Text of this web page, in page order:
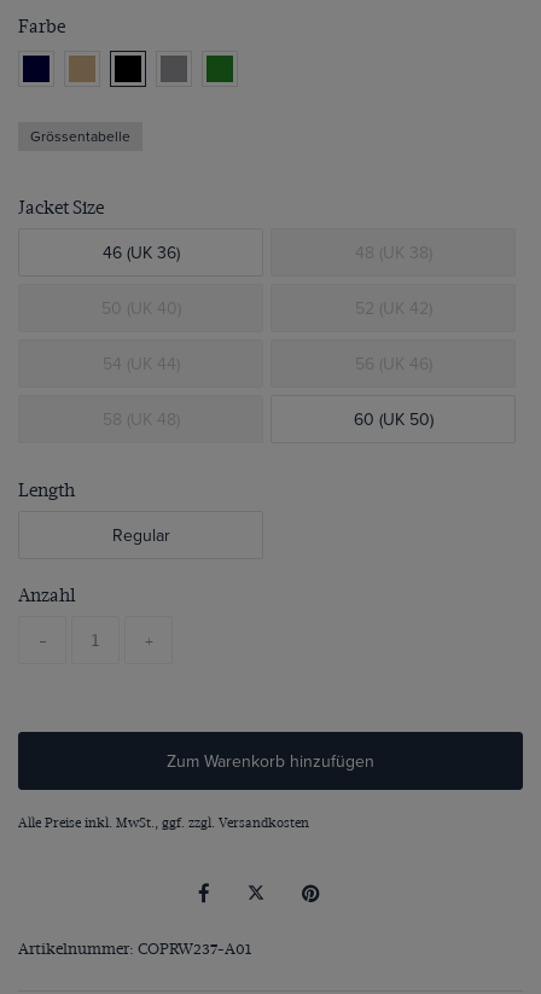
Farbe
Grössentabelle
Jacket Size
46 (UK 36) 48 (UK 38)
50 (UK 40) 52 (UK 42)
54 (UK 44) 56 (UK 46)
58 (UK 48) 60 (UK 50)
Length
Regular
Anzahl
- +
Zum Warenkorb hinzufügen
Alle Preise inkl. MwSt., ggf. zzgl. Versandkosten
Artikelnummer: COPRW237-A01